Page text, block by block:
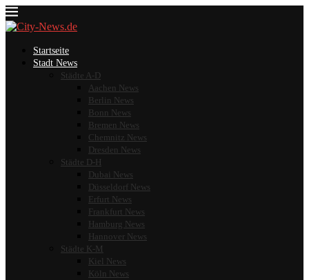
Startseite
Stadt News
Städte A-D
Aachen News
Berlin News
Bonn News
Bremen News
Chemnitz News
Dresden News
Städte D-H
Dubai News
Düsseldorf News
Erfurt News
Frankfurt News
Hamburg News
Hannover News
Städte K-M
Kiel News
Köln News